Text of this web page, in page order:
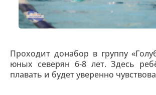
Проходит донабор в группу
юных северян 6-8 лет. Здесь
плавать и будет уверенно